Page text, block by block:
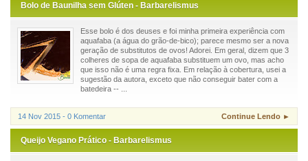
Bolo de Baunilha sem Glúten - Barbarelismus
Esse bolo é dos deuses e foi minha primeira experiência com
aquafaba (a água do grão-de-bico); parece mesmo ser a nova
geração de substitutos de ovos! Adorei. Em geral, dizem que 3
colheres de sopa de aquafaba substituem um ovo, mas acho
que isso não é uma regra fixa. Em relação à cobertura, usei a
sugestão da autora, exceto que não conseguir bater com a
batedeira -- ...
14 Nov 2015 - 0 Komentar Continue Lendo ►
Queijo Vegano Prático - Barbarelismus